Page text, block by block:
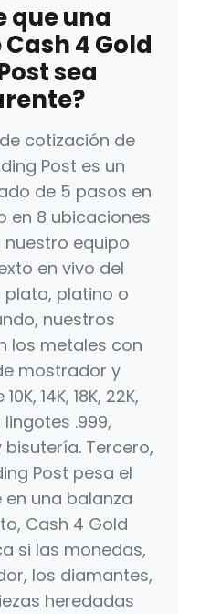
que una
4 Gold
sea
cotización de
Post es un
de 5 pasos en
en 8 ubicaciones
nuestro equipo
en vivo del
platino o
nuestros
los metales con
mostrador y
14K, 18K, 22K,
.999,
Tercero,
Post pesa el
una balanza
Cash 4 Gold
si las monedas,
los diamantes,
heredadas